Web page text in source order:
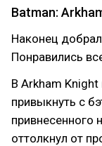
Batman:
Наконец
Понравились
В Arkham
привыкнуть с
привнесенного
оттолкнул от